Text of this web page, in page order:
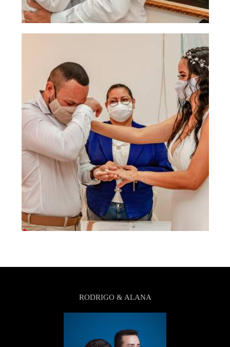
RODRIGO & ALANA